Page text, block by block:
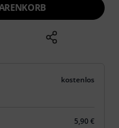
kostenlos
5,90 €